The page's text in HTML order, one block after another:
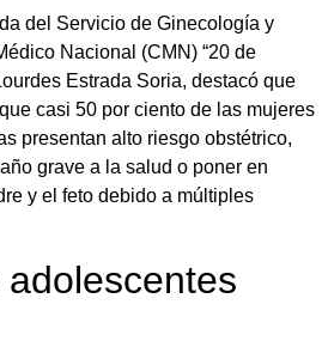
del Servicio de Ginecología y
Nacional (CMN) “20 de
Estrada Soria, destacó que
casi 50 por ciento de las mujeres
presentan alto riesgo obstétrico,
grave a la salud o poner en
y el feto debido a múltiples